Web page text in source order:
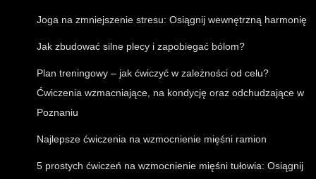
Joga na zmniejszenie stresu: Osiągnij wewnętrzną harmonię
Jak zbudować silne plecy i zapobiegać bólom?
Plan treningowy – jak ćwiczyć w zależności od celu?
Ćwiczenia wzmacniające, na kondycję oraz odchudzające w
Poznaniu
Najlepsze ćwiczenia na wzmocnienie mięśni ramion
5 prostych ćwiczeń na wzmocnienie mięśni tułowia: Osiągnij